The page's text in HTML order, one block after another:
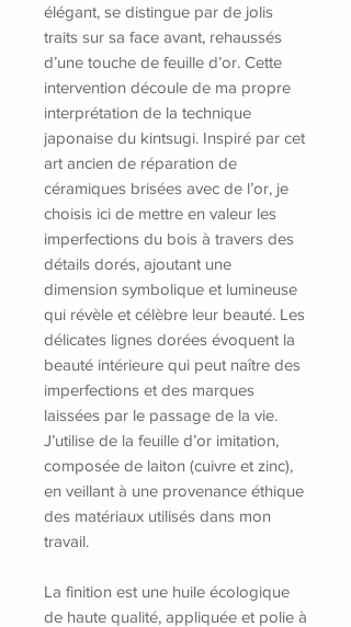
élégant, se distingue par de jolis
traits sur sa face avant, rehaussés
d’une touche de feuille d’or. Cette
intervention découle de ma propre
interprétation de la technique
japonaise du kintsugi. Inspiré par cet
art ancien de réparation de
céramiques brisées avec de l’or, je
choisis ici de mettre en valeur les
imperfections du bois à travers des
détails dorés, ajoutant une
dimension symbolique et lumineuse
qui révèle et célèbre leur beauté. Les
délicates lignes dorées évoquent la
beauté intérieure qui peut naître des
imperfections et des marques
laissées par le passage de la vie.
J’utilise de la feuille d’or imitation,
composée de laiton (cuivre et zinc),
en veillant à une provenance éthique
des matériaux utilisés dans mon
travail.
La finition est une huile écologique
de haute qualité, appliquée et polie à